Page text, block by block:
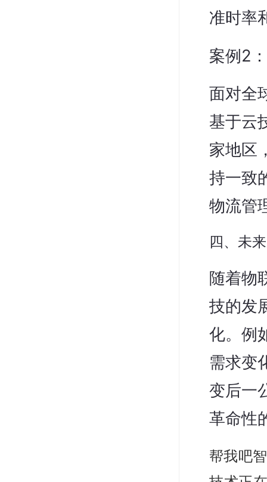
准时率
案例2
面对全
基于云
家地区
持一致
物流管
四、未
随着物
技的发
化。例
需求变
变后一
革命性
帮我吧